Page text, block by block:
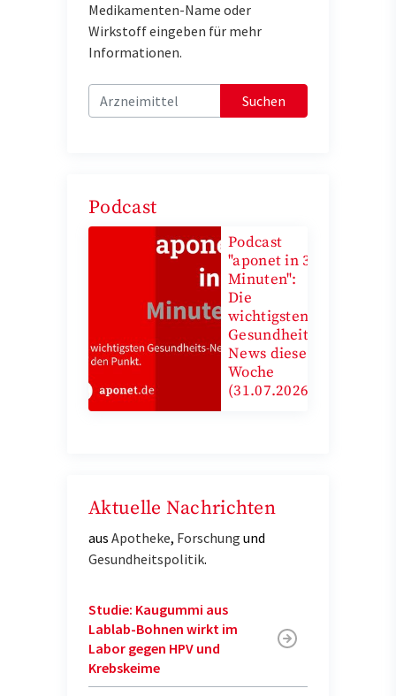
Medikamenten-Name oder
Wirkstoff eingeben für mehr
Informationen.
Suchen
Podcast
Podcast
"aponet in 3
Minuten":
Die
wichtigsten
Gesundheits-
News diese
Woche
(31.07.2026)
Aktuelle Nachrichten
aus Apotheke, Forschung und
Gesundheitspolitik.
Studie: Kaugummi aus
Lablab-Bohnen wirkt im
Labor gegen HPV und
Krebskeime